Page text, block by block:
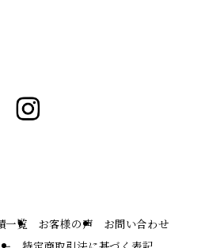
一覧 お客様の声
お問い合わせ